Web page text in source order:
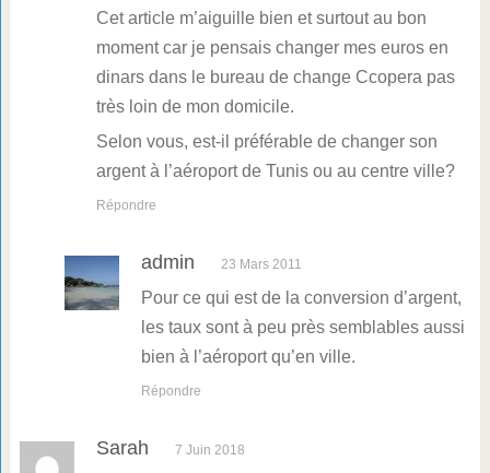
Cet article m’aiguille bien et surtout au bon
moment car je pensais changer mes euros en
dinars dans le bureau de change Ccopera pas
très loin de mon domicile.
Selon vous, est-il préférable de changer son
argent à l’aéroport de Tunis ou au centre ville?
Répondre
admin 23 Mars 2011
Pour ce qui est de la conversion d’argent,
les taux sont à peu près semblables aussi
bien à l’aéroport qu’en ville.
Répondre
Sarah 7 Juin 2018